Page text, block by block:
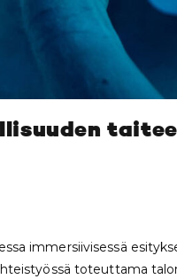
immersiivisessä
toteuttama